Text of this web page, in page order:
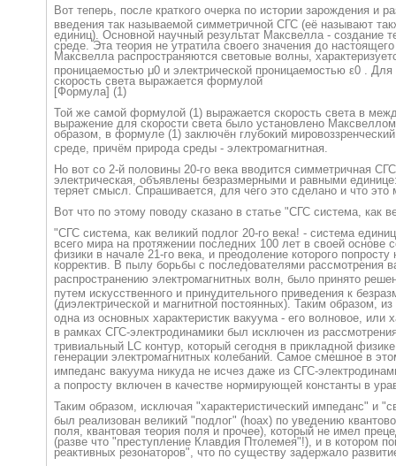
Вот теперь, после краткого очерка по истории зарождения и
введения так называемой симметричной СГС (её называют
единиц). Основной научный результат Максвелла - создание
среде. Эта теория не утратила своего значения до
Максвелла распространяются световые волны,
проницаемостью μ0 и электрической проницаемостью ε0 .
скорость света выражается формулой
[Формула] (1)
Той же самой формулой (1) выражается скорость света в
выражение для скорости света было установлено
образом, в формуле (1) заключён глубокий мировоззренческ
среде, причём природа среды - электромагнитная.
Но вот со 2-й половины 20-го века вводится симметричная
электрическая, объявлены безразмерными и равными
теряет смысл. Спрашивается, для чего это сделано и что это
Вот что по этому поводу сказано в статье "СГС система, как
"СГС система, как великий подлог 20-го века! - система
всего мира на протяжении последних 100 лет в своей основе
физики в начале 21-го века, и преодоление которого
корректив. В пылу борьбы с последователями рассмотрения
распространению электромагнитных волн, было принято
путем искусственного и принудительного приведения к
(диэлектрической и магнитной постоянных). Таким образом,
одна из основных характеристик вакуума - его волновое, или
в рамках СГС-электродинамики был исключен из
тривиальный LC контур, который сегодня в прикладной
генерации электромагнитных колебаний. Самое смешное в
импеданс вакуума никуда не исчез даже из СГС-электродина
а попросту включен в качестве нормирующей константы в
Таким образом, исключая "характеристический импеданс" и
был реализован великий "подлог" (hoax) по уведению
поля, квантовая теория поля и прочее), который не имел
(разве что "преступление Клавдия Птолемея"!), и в котором
реактивных резонаторов", что по существу задержало